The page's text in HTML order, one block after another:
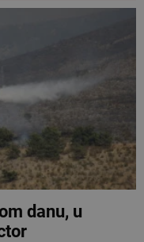
danu, u